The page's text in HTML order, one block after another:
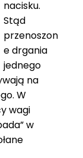
nacisku.
Stąd
przenoszon
e drgania
jednego
na
W
wagi
w